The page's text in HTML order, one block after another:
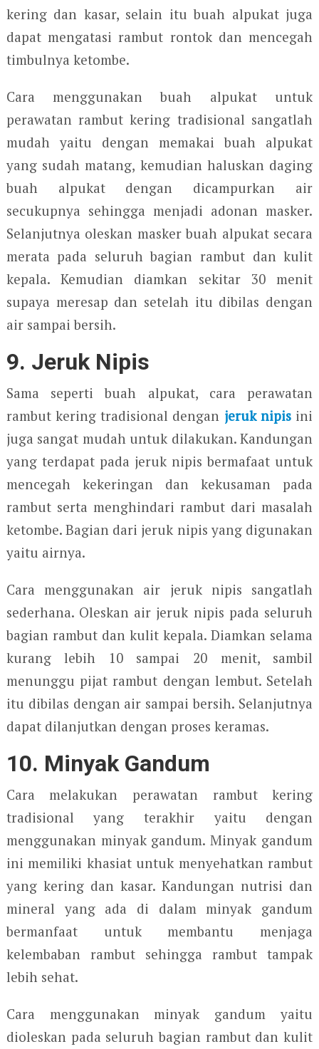
kering dan kasar, selain itu buah alpukat juga
dapat mengatasi rambut rontok dan mencegah
timbulnya ketombe.
Cara menggunakan buah alpukat untuk
perawatan rambut kering tradisional sangatlah
mudah yaitu dengan memakai buah alpukat
yang sudah matang, kemudian haluskan daging
buah alpukat dengan dicampurkan air
secukupnya sehingga menjadi adonan masker.
Selanjutnya oleskan masker buah alpukat secara
merata pada seluruh bagian rambut dan kulit
kepala. Kemudian diamkan sekitar 30 menit
supaya meresap dan setelah itu dibilas dengan
air sampai bersih.
9. Jeruk Nipis
Sama seperti buah alpukat, cara perawatan
rambut kering tradisional dengan jeruk nipisini
juga sangat mudah untuk dilakukan. Kandungan
yang terdapat pada jeruk nipis bermafaat untuk
mencegah kekeringan dan kekusaman pada
rambut serta menghindari rambut dari masalah
ketombe. Bagian dari jeruk nipis yang digunakan
yaitu airnya.
Cara menggunakan air jeruk nipis sangatlah
sederhana. Oleskan air jeruk nipis pada seluruh
bagian rambut dan kulit kepala. Diamkan selama
kurang lebih 10 sampai 20 menit, sambil
menunggu pijat rambut dengan lembut. Setelah
itu dibilas dengan air sampai bersih. Selanjutnya
dapat dilanjutkan dengan proses keramas.
10. Minyak Gandum
Cara melakukan perawatan rambut kering
tradisional yang terakhir yaitu dengan
menggunakan minyak gandum. Minyak gandum
ini memiliki khasiat untuk menyehatkan rambut
yang kering dan kasar. Kandungan nutrisi dan
mineral yang ada di dalam minyak gandum
bermanfaat untuk membantu menjaga
kelembaban rambut sehingga rambut tampak
lebih sehat.
Cara menggunakan minyak gandum yaitu
dioleskan pada seluruh bagian rambut dan kulit